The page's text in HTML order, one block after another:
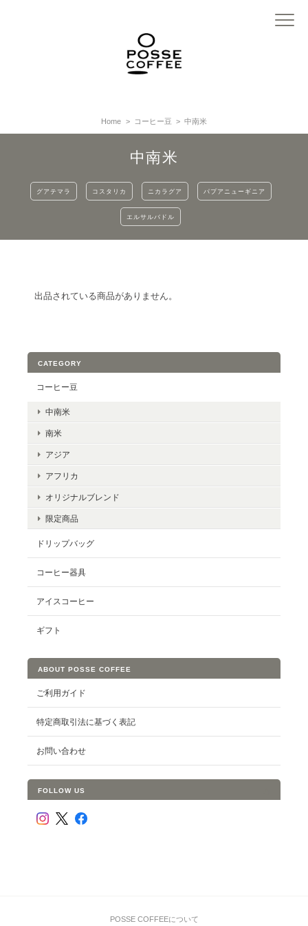
Home コーヒー豆 中南米
中南米
グアテマラ コスタリカ ニカラグア パプアニューギニア
エルサルバドル
出品されている商品がありません。
CATEGORY
コーヒー豆
中南米
南米
アジア
アフリカ
オリジナルブレンド
限定商品
ドリップバッグ
コーヒー器具
アイスコーヒー
ギフト
ABOUT POSSE COFFEE
ご利用ガイド
特定商取引法に基づく表記
お問い合わせ
FOLLOW US
POSSE COFFEEについて